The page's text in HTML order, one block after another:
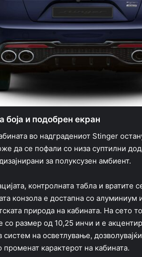
боја и подобрен екран
во надградениот Stinger
да се пофали со низа суптилни
за полуксузен амбиент.
контролната табла и вратите
конзола е достапна со алуминиум
природа на кабината. На сето
со размер од 10,25 инчи и е
на осветлување,
карактерот на кабината.